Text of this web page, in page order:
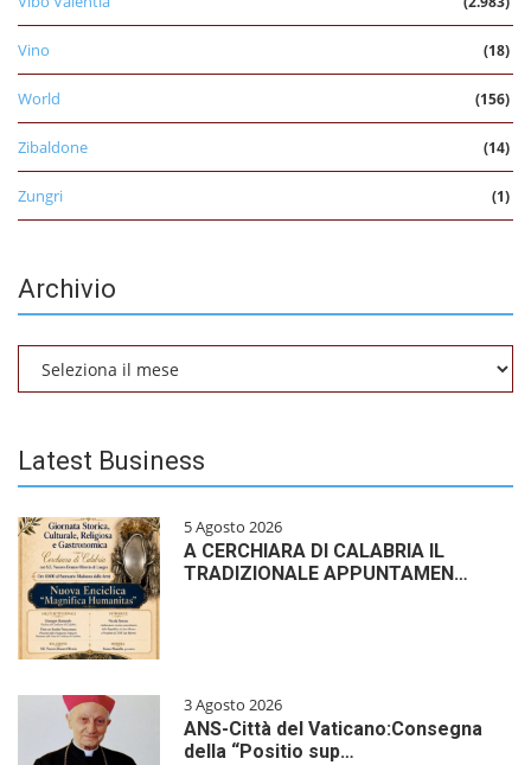
Vino (18)
World (156)
Zibaldone (14)
Zungri (1)
Archivio
Latest Business
5 Agosto 2026
A CERCHIARA DI CALABRIA IL
TRADIZIONALE APPUNTAMEN…
3 Agosto 2026
ANS-Città del Vaticano:Consegna
della “Positio sup…